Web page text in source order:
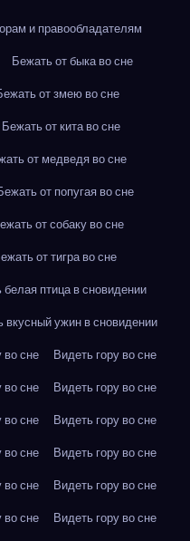
и правообладателям
Бежать от быка во сне
от змею во сне
Бежать от кита во сне
от медведя во сне
от попугая во сне
от собаку во сне
от тигра во сне
белая птица в сновидении
вкусный ужин в сновидении
во сне
Видеть гору во сне
во сне
Видеть гору во сне
во сне
Видеть гору во сне
во сне
Видеть гору во сне
во сне
Видеть гору во сне
во сне
Видеть гору во сне